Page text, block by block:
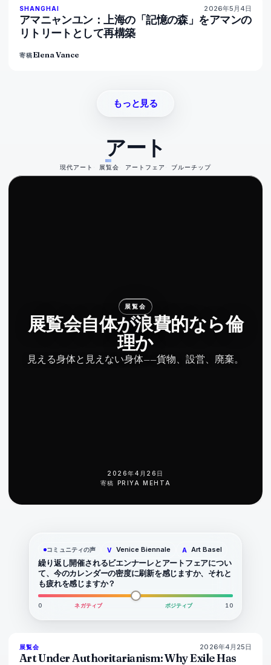
96% 78
SHANGHAI 2026年5月4日
アマニャンユン：上海の「記憶の森」をアマンの
リトリートとして再構築
寄稿Elena Vance
もっと見る
アート
現代アート 展覧会 アートフェア ブルーチップ
展覧会
展覧会自体が浪費的なら倫
理か
見える身体と見えない身体——貨物、設営、廃棄。
2026年4月26日
寄稿
PRIYA MEHTA
コミュニティの声 V Venice Biennale A Art Basel
繰り返し開催されるビエンナーレとアートフェアについ
て、今のカレンダーの密度に刷新を感じますか、それと
も疲れを感じますか？
0 ネガティブ ポジティブ 10
77% 64
展覧会 2026年4月25日
Art Under Authoritarianism: Why Exile Has